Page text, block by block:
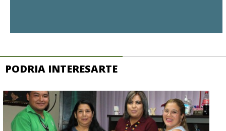
PODRIA INTERESARTE